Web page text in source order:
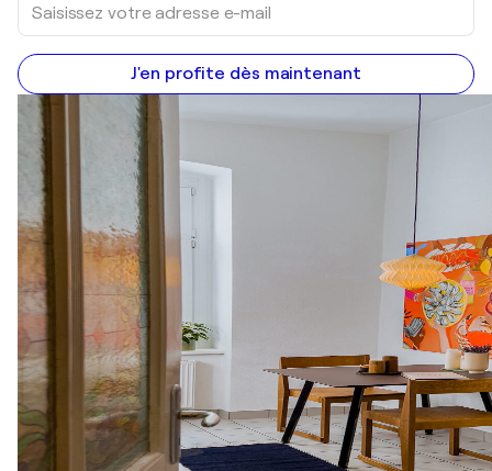
J'en profite dès maintenant